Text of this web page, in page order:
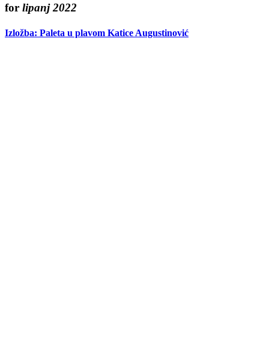
for lipanj 2022
Izložba: Paleta u plavom Katice Augustinović